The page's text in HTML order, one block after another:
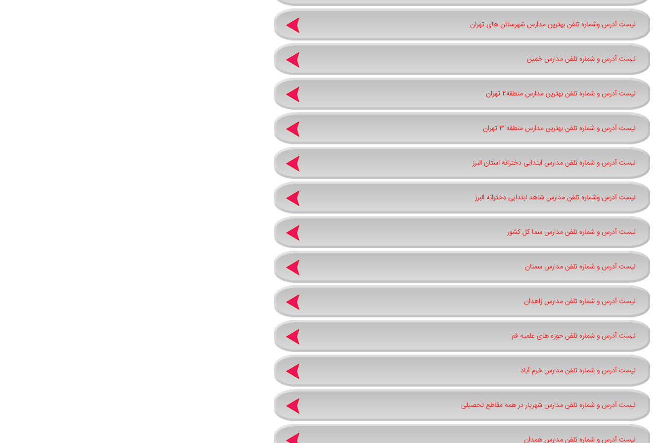
لیست آدرس وشماره تلفن بهترین مدارس شهرستان های تهران
لیست آدرس و شماره تلفن مدارس خمین
لیست آدرس و شماره تلفن بهترین مدارس منطقه2 تهران
لیست آدرس و شماره تلفن بهترین مدارس منطقه 3 تهران
لیست آدرس و شماره تلفن مدارس ابتدایی دخترانه استان البرز
لیست آدرس وشماره تلفن مدارس شاهد ابتدایی دخترانه البرز
لیست آدرس و شماره تلفن مدارس سما کل کشور
لیست آدرس و شماره تلفن مدارس سمنان
لیست آدرس و شماره تلفن مدارس زاهدان
لیست آدرس و شماره تلفن حوزه های علمیه قم
لیست آدرس و شماره تلفن مدارس خرم آباد
لیست آدرس و شماره تلفن مدارس شهریار در همه مقاطع تحصیلی
لیست آدرس و شماره تلفن مدارس همدان